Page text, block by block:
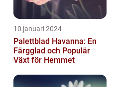
10 januari 2024
Palettblad Havanna: En
Färgglad och Populär
Växt för Hemmet